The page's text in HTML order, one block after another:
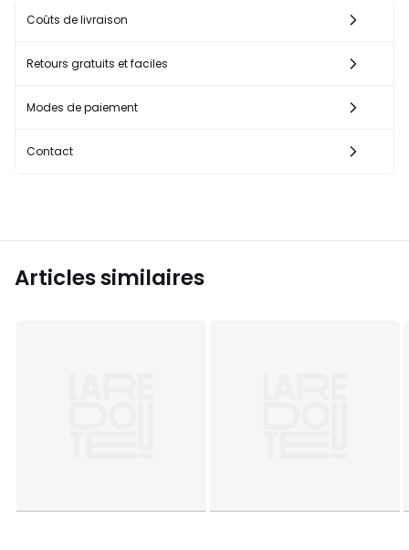
Coûts de livraison
Retours gratuits et faciles
Modes de paiement
Contact
Articles similaires